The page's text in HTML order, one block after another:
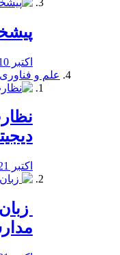
اکتبر 10, 2019
علم و فناوری
اکتبر 21, 2019